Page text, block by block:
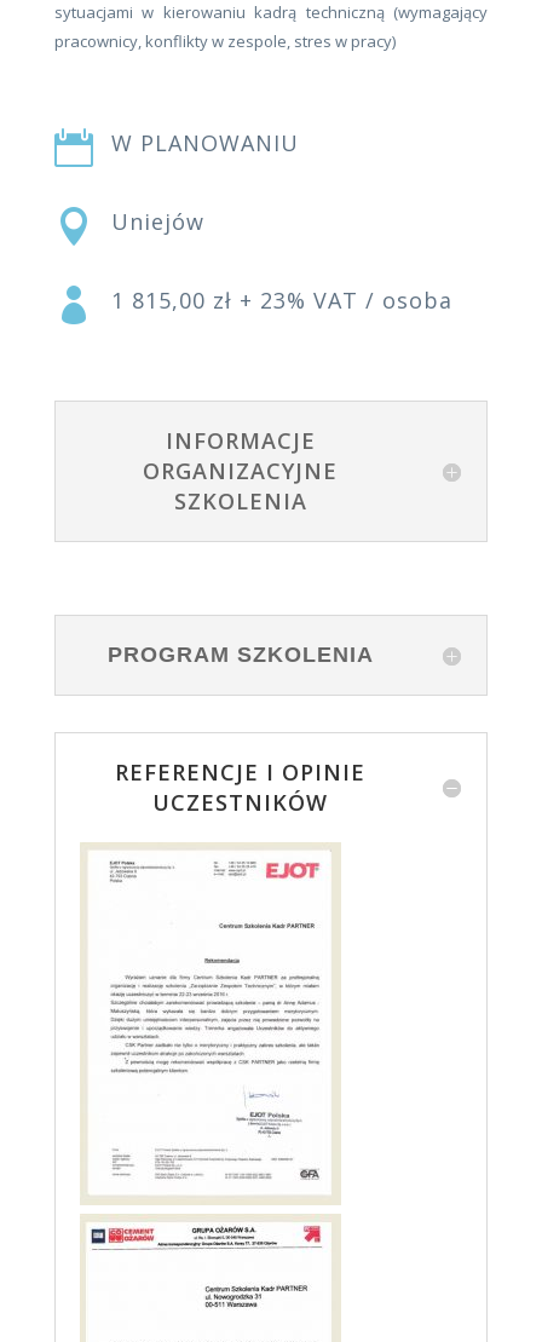
sytuacjami w kierowaniu kadrą techniczną (wymagający
pracownicy, konflikty w zespole, stres w pracy)
 W PLANOWANIU
 Uniejów
 1 815,00 zł + 23% VAT / osoba
INFORMACJE
ORGANIZACYJNE
SZKOLENIA
PROGRAM SZKOLENIA
REFERENCJE I OPINIE
UCZESTNIKÓW